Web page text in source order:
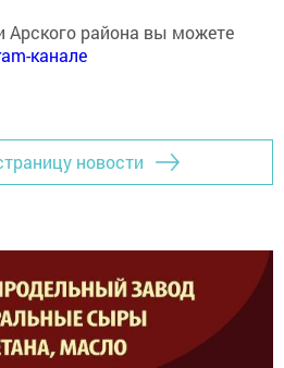
Арского района вы можете
канале
новости